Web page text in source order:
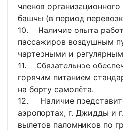
членов
башчы (в период
10. Наличие опыта
пассажиров воздушным
чартерными и
11. Обязательное
горячим питанием
на борту самолёта.
12. Наличие
аэропортах, г. Джидды и
вылетов паломников по